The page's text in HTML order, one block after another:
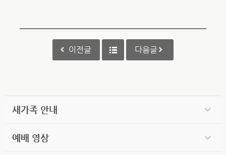
이전글 다음글
새가족 안내
예배 영상